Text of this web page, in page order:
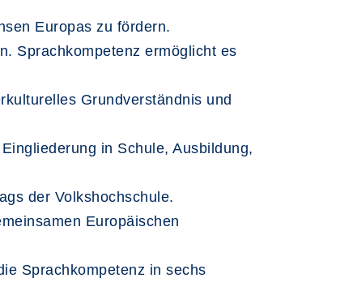
Europas zu fördern.
Sprachkompetenz ermöglicht es
Grundverständnis und
in Schule, Ausbildung,
der Volkshochschule.
Europäischen
Sprachkompetenz in sechs